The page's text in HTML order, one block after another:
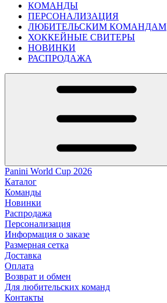
КОМАНДЫ
ПЕРСОНАЛИЗАЦИЯ
ЛЮБИТЕЛЬСКИМ КОМАНДАМ
ХОККЕЙНЫЕ СВИТЕРЫ
НОВИНКИ
РАСПРОДАЖА
Panini World Cup 2026
Каталог
Команды
Новинки
Распродажа
Персонализация
Информация о заказе
Размерная сетка
Доставка
Оплата
Возврат и обмен
Для любительских команд
Контакты